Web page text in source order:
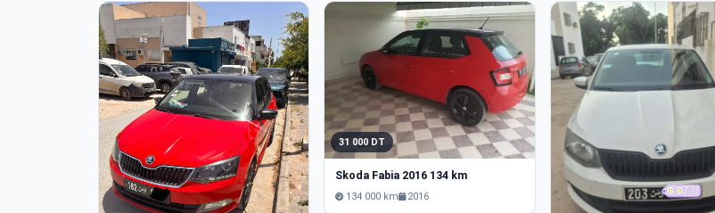
31 000 DT
Skoda Fabia 2016 134 km
134 000 km 2016